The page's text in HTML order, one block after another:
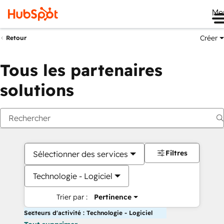
Retour Créer
Tous les partenaires
solutions
Sélectionner des services
Technologie - Logiciel
Trier par : Pertinence
Filtres
Secteurs d'activité : Technologie - Logiciel